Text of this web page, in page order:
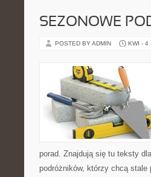
SEZONOWE
POSTED BY ADMIN KWI - 4
porad. Znajdują się tu teksty
podróżników, którzy chcą stale